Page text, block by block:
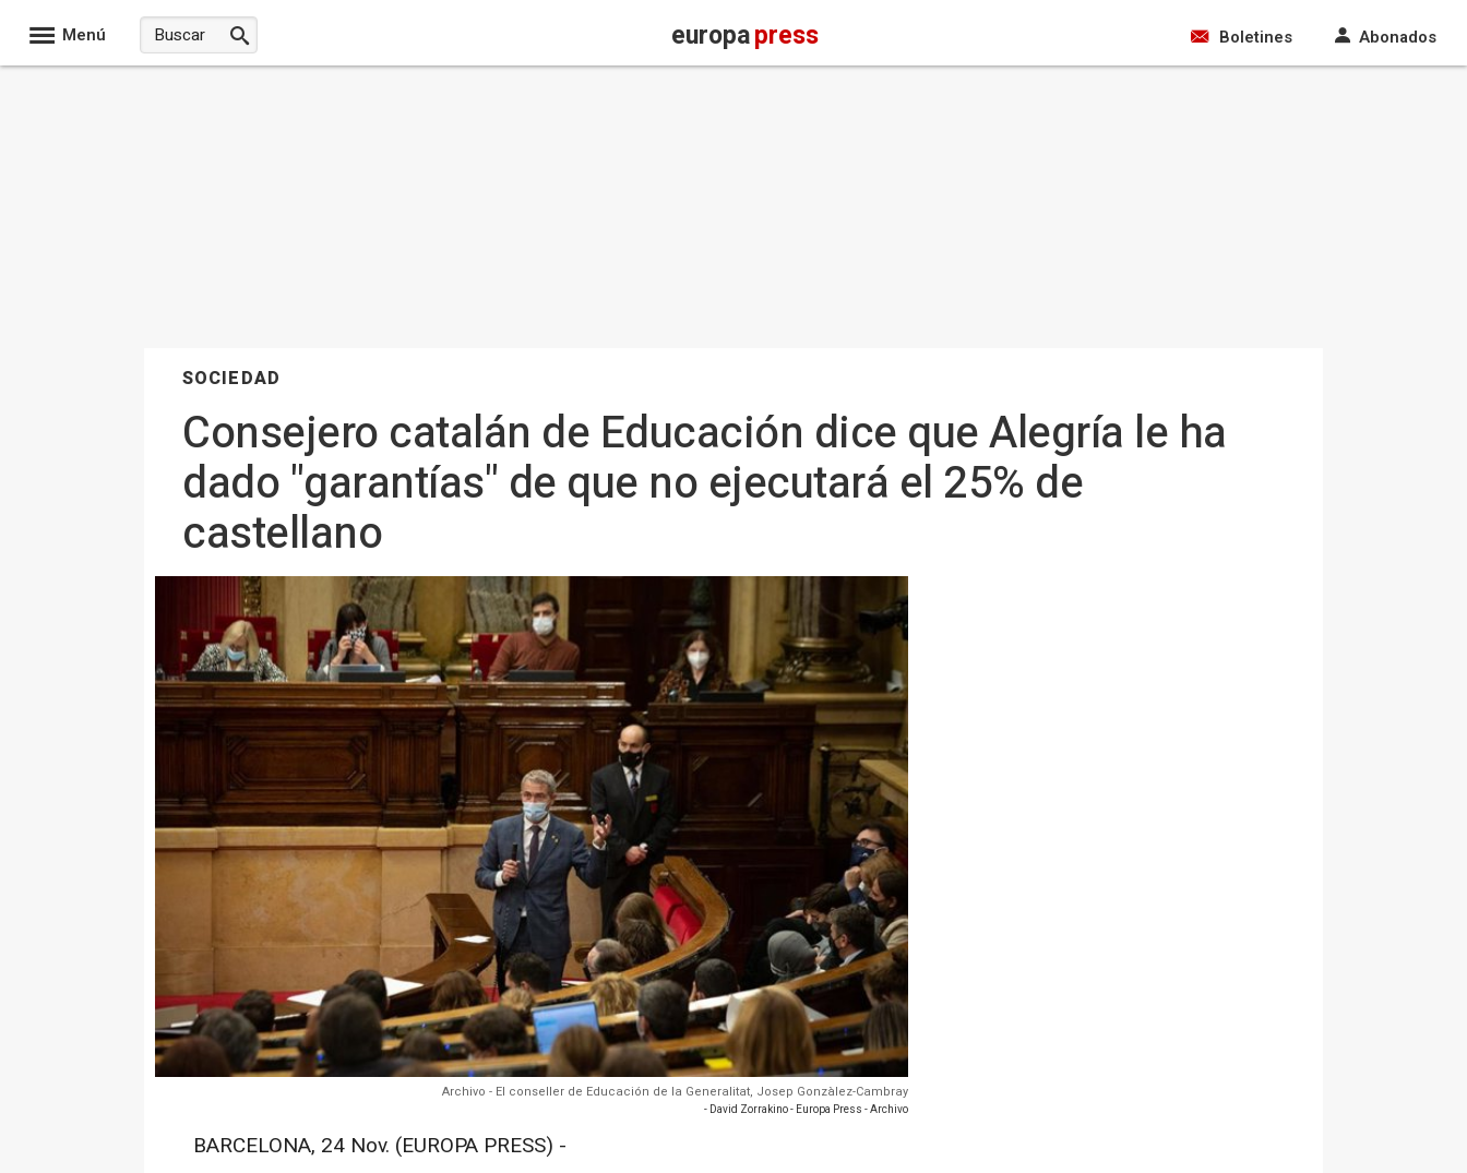
Menú europapress Boletines Abonados
SOCIEDAD
Consejero catalán de Educación dice que Alegría le ha
dado "garantías" de que no ejecutará el 25% de
castellano
Archivo - El conseller de Educación de la Generalitat, Josep Gonzàlez-Cambray
- David Zorrakino - Europa Press - Archivo
BARCELONA, 24 Nov. (EUROPA PRESS) -